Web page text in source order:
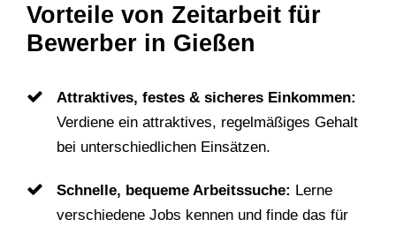
Vorteile von Zeitarbeit für
Bewerber in Gießen
Attraktives, festes & sicheres Einkommen:
Verdiene ein attraktives, regelmäßiges Gehalt
bei unterschiedlichen Einsätzen.
Schnelle, bequeme Arbeitssuche: Lerne
verschiedene Jobs kennen und finde das für